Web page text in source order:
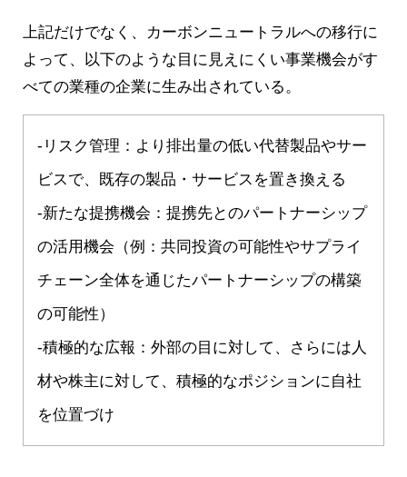
上記だけでなく、カーボンニュートラルへの移行に
よって、以下のような目に見えにくい事業機会がす
べての業種の企業に生み出されている。
-リスク管理：より排出量の低い代替製品やサー
ビスで、既存の製品・サービスを置き換える
-新たな提携機会：提携先とのパートナーシップ
の活用機会（例：共同投資の可能性やサプライ
チェーン全体を通じたパートナーシップの構築
の可能性）
-積極的な広報：外部の目に対して、さらには人
材や株主に対して、積極的なポジションに自社
を位置づけ